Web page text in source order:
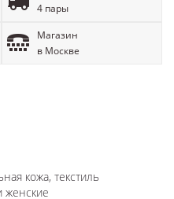
4 пары
Магазин
в Москве
кожа, текстиль
женские